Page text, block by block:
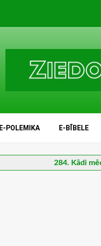
E-POLEMIKA E-BĪBELE
284. Kādi